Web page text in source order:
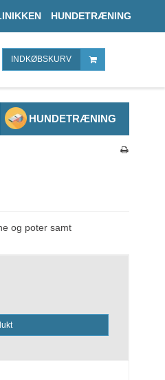
HUNDETRÆNING
INDKØBSKURV
HUNDETRÆNING
og poter samt